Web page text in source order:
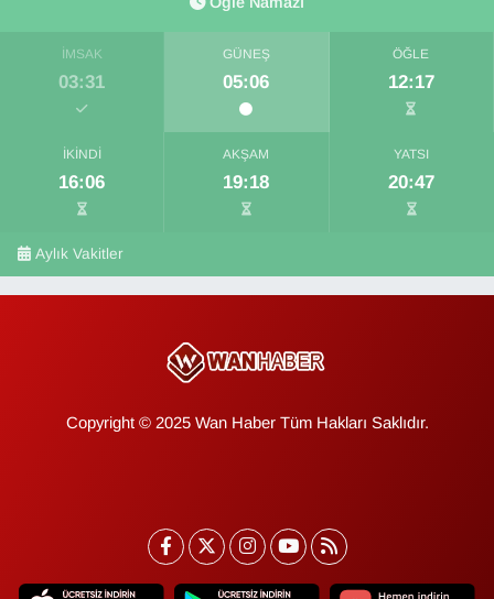
İMSAK
03:31
GÜNEŞ
05:06
ÖĞLE
12:17
İKINDI
16:06
AKŞAM
19:18
YATSI
20:47
Aylık Vakitler
Copyright © 2025 Wan Haber Tüm Hakları Saklıdır.